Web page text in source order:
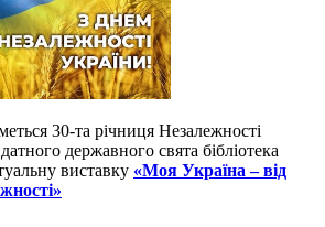
30-та річниця Незалежності
державного свята бібліотека
виставку «Моя Україна – від